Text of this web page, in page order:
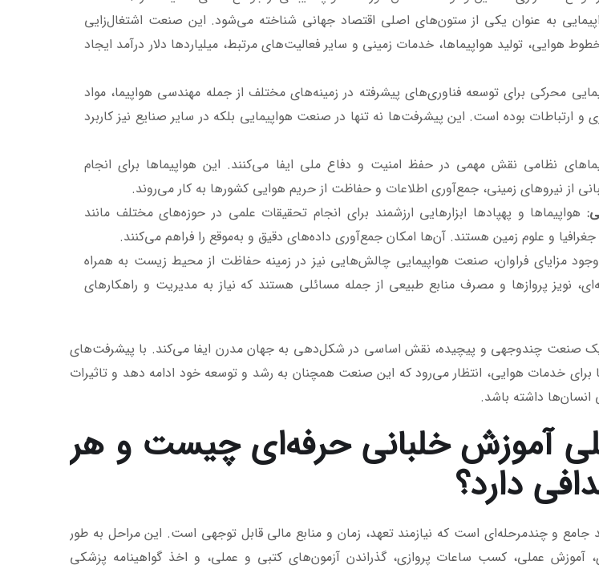
به عنوان یکی از ستون‌های اصلی اقتصاد جهانی شناخته می‌شود. این صنعت اشتغال‌زایی
هوایی، تولید هواپیماها، خدمات زمینی و سایر فعالیت‌های مرتبط، میلیاردها دلار درآمد ایجاد
محرکی برای توسعه فناوری‌های پیشرفته در زمینه‌های مختلف از جمله مهندسی هواپیما، مواد
و ارتباطات بوده است. این پیشرفت‌ها نه تنها در صنعت هواپیمایی بلکه در سایر صنایع نیز کاربرد
نظامی نقش مهمی در حفظ امنیت و دفاع ملی ایفا می‌کنند. این هواپیماها برای انجام
از نیروهای زمینی، جمع‌آوری اطلاعات و حفاظت از حریم هوایی کشورها به کار می‌روند.
: هواپیماها و پهپادها ابزارهایی ارزشمند برای انجام تحقیقات علمی در حوزه‌های مختلف مانند
و علوم زمین هستند. آن‌ها امکان جمع‌آوری داده‌های دقیق و به‌موقع را فراهم می‌کنند.
وجود مزایای فراوان، صنعت هواپیمایی چالش‌هایی نیز در زمینه حفاظت از محیط زیست به همراه
نویز پروازها و مصرف منابع طبیعی از جمله مسائلی هستند که نیاز به مدیریت و راهکارهای
یک صنعت چندوجهی و پیچیده، نقش اساسی در شکل‌دهی به جهان مدرن ایفا می‌کند. با پیشرفت‌های
برای خدمات هوایی، انتظار می‌رود که این صنعت همچنان به رشد و توسعه خود ادامه دهد و تاثیرات
داشته باشد.
آموزش خلبانی حرفه‌ای چیست و هر
دارد؟
جامع و چندمرحله‌ای است که نیازمند تعهد، زمان و منابع مالی قابل توجهی است. این مراحل به طور
عملی، کسب ساعات پروازی، گذراندن آزمون‌های کتبی و عملی، و اخذ گواهینامه پزشکی